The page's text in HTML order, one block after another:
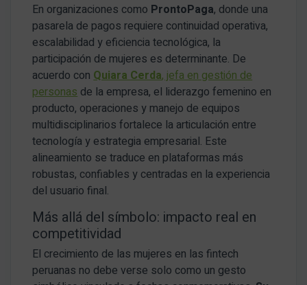
En organizaciones como ProntoPaga, donde una
pasarela de pagos requiere continuidad operativa,
escalabilidad y eficiencia tecnológica, la
participación de mujeres es determinante. De
acuerdo con Quiara Cerda, jefa en gestión de
personas de la empresa, el liderazgo femenino en
producto, operaciones y manejo de equipos
multidisciplinarios fortalece la articulación entre
tecnología y estrategia empresarial. Este
alineamiento se traduce en plataformas más
robustas, confiables y centradas en la experiencia
del usuario final.
Más allá del símbolo: impacto real en
competitividad
El crecimiento de las mujeres en las fintech
peruanas no debe verse solo como un gesto